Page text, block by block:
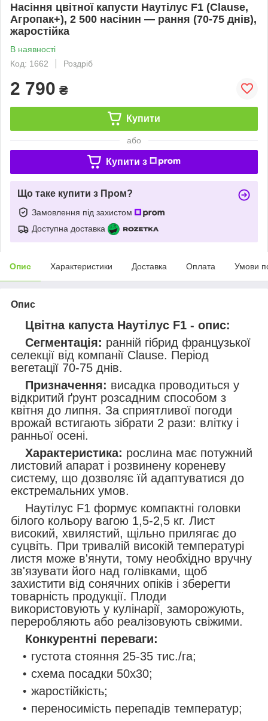
Насіння цвітної капусти Наутілус F1 (Clause,
Агропак+), 2 500 насінин — рання (70-75 днів),
жаростійка
В наявності
Код: 1662
Роздріб
2 790 ₴
Купити
або
Купити з
Що таке купити з Пром?
Замовлення під захистом
Доступна доставка
Опис Характеристики Доставка Оплата Умови
Опис
Цвітна капуста Наутілус F1 - опис:
Сегментація: ранній гібрид французької
селекції від компанії Clause. Період
вегетації 70-75 днів.
Призначення: висадка проводиться у
відкритий ґрунт розсадним способом з
квітня до липня. За сприятливої погоди
врожай встигають зібрати 2 рази: влітку і
ранньої осені.
Характеристика: рослина має потужний
листовий апарат і розвинену кореневу
систему, що дозволяє їй адаптуватися до
екстремальних умов.
Наутілус F1 формує компактні головки
білого кольору вагою 1,5-2,5 кг. Лист
високий, хвилястий, щільно прилягає до
суцвіть. При тривалій високій температурі
листя може в'янути, тому необхідно вручну
зв'язувати його над голівками, щоб
захистити від сонячних опіків і зберегти
товарність продукції. Плоди
використовують у кулінарії, заморожують,
переробляють або реалізовують свіжими.
Конкурентні переваги:
густота стояння 25-35 тис./га;
схема посадки 50х30;
жаростійкість;
переносимість перепадів температур;